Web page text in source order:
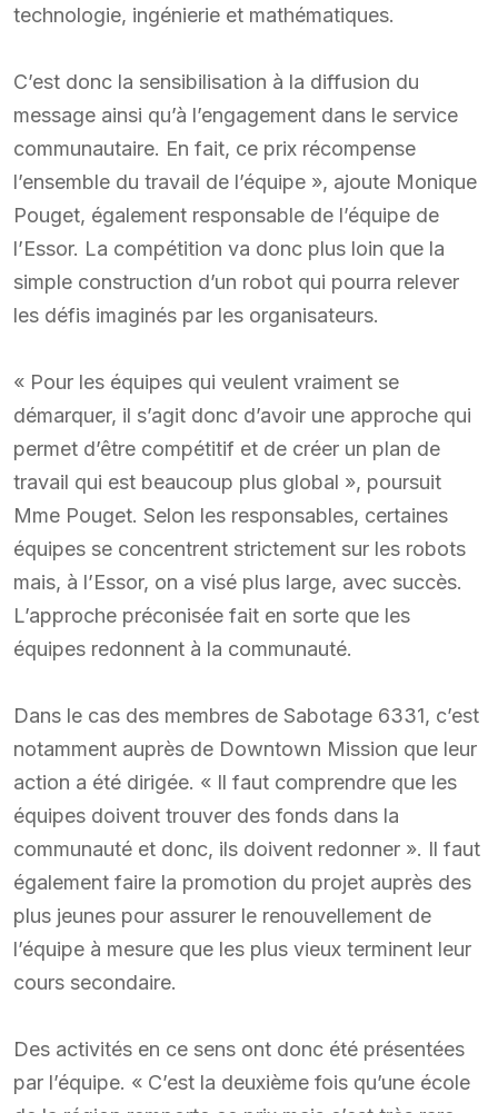
technologie, ingénierie et mathématiques.
C’est donc la sensibilisation à la diffusion du
message ainsi qu’à l’engagement dans le service
communautaire. En fait, ce prix récompense
l’ensemble du travail de l’équipe », ajoute Monique
Pouget, également responsable de l’équipe de
l’Essor. La compétition va donc plus loin que la
simple construction d’un robot qui pourra relever
les défis imaginés par les organisateurs.
« Pour les équipes qui veulent vraiment se
démarquer, il s’agit donc d’avoir une approche qui
permet d’être compétitif et de créer un plan de
travail qui est beaucoup plus global », poursuit
Mme Pouget. Selon les responsables, certaines
équipes se concentrent strictement sur les robots
mais, à l’Essor, on a visé plus large, avec succès.
L’approche préconisée fait en sorte que les
équipes redonnent à la communauté.
Dans le cas des membres de Sabotage 6331, c’est
notamment auprès de Downtown Mission que leur
action a été dirigée. « Il faut comprendre que les
équipes doivent trouver des fonds dans la
communauté et donc, ils doivent redonner ». Il faut
également faire la promotion du projet auprès des
plus jeunes pour assurer le renouvellement de
l’équipe à mesure que les plus vieux terminent leur
cours secondaire.
Des activités en ce sens ont donc été présentées
par l’équipe. « C’est la deuxième fois qu’une école